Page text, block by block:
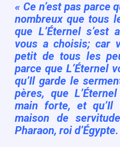
« Ce n’est pas parce
nombreux que tous
que L’Éternel s’est
vous a choisis; car
petit de tous les
parce que L’Éternel
qu’Il garde le
pères, que
main forte, et qu’Il
maison de
Pharaon, roi d’Égypte.